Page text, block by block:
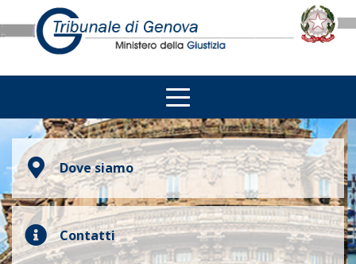
Dove siamo
Contatti